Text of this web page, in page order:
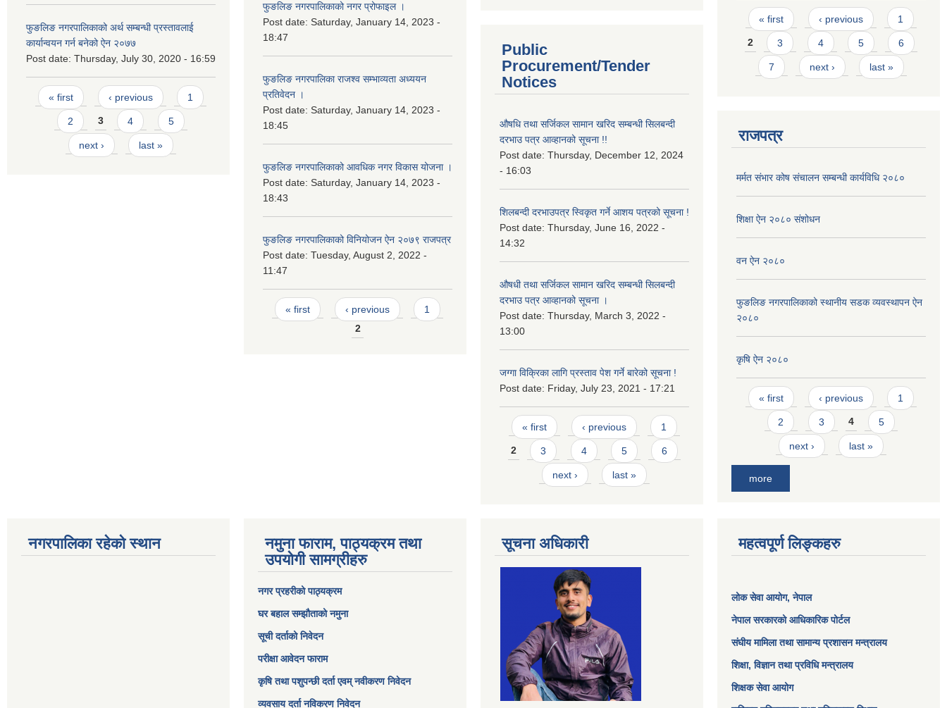
फुङलिङ नगरपालिकाको अर्थ सम्बन्धी प्रस्तावलाई
कार्यान्वयन गर्न बनेको ऐन २०७७
Post date: Thursday, July 30, 2020 - 16:59
Pages
« first ‹ previous 1
2 3 4 5
next › last »
फुङलिङ नगरपालिकाको नगर प्रोफाइल ।
Post date: Saturday, January 14, 2023 -
18:47
फुङलिङ नगरपालिका राजश्व सम्भाव्यता अध्ययन
प्रतिवेदन ।
Post date: Saturday, January 14, 2023 -
18:45
फुङलिङ नगरपालिकाको आवधिक नगर विकास योजना ।
Post date: Saturday, January 14, 2023 -
18:43
फुङलिङ नगरपालिकाको विनियोजन ऐन २०७९ राजपत्र
Post date: Tuesday, August 2, 2022 -
11:47
Pages
« first ‹ previous
1
2
Public
Procurement/Tender
Notices
औषधि तथा सर्जिकल सामान खरिद सम्बन्धी सिलबन्दी
दरभाउ पत्र आव्हानको सूचना !!
Post date: Thursday, December 12, 2024
- 16:03
शिलबन्दी दरभाउपत्र स्विकृत गर्ने आशय पत्रको सूचना !
Post date: Thursday, June 16, 2022 -
14:32
औषधी तथा सर्जिकल सामान खरिद सम्बन्धी सिलबन्दी
दरभाउ पत्र आव्हानको सूचना ।
Post date: Thursday, March 3, 2022 -
13:00
जग्गा विक्रिका लागि प्रस्ताव पेश गर्ने बारेको सूचना !
Post date: Friday, July 23, 2021 - 17:21
Pages
« first ‹ previous 1
2 3 4 5 6
next › last »
Pages
« first ‹ previous 1
2 3 4 5 6
7 next › last »
राजपत्र
मर्मत संभार कोष संचालन सम्बन्धी कार्यविधि २०८०
शिक्षा ऐन २०८० संशोधन
वन ऐन २०८०
फुङलिङ नगरपालिकाको स्थानीय सडक व्यवस्थापन ऐन
२०८०
कृषि ऐन २०८०
Pages
« first ‹ previous 1
2 3 4 5
next › last »
more
नगरपालिका रहेको स्थान
नमुना फाराम, पाठ्यक्रम तथा
उपयोगी सामग्रीहरु
नगर प्रहरीको पाठ्यक्रम
घर बहाल सम्झौताको नमुना
सूची दर्ताको निवेदन
परीक्षा आवेदन फाराम
कृषि तथा पशुपन्छी दर्ता एवम् नवीकरण निवेदन
व्यवसाय दर्ता नविकरण निवेदन
सूचना अधिकारी महत्वपूर्ण लिङ्कहरु
लोक सेवा आयोग, नेपाल
नेपाल सरकारको आधिकारिक पोर्टल
संघीय मामिला तथा सामान्य प्रशासन मन्त्रालय
शिक्षा, विज्ञान तथा प्रविधि मन्त्रालय
शिक्षक सेवा आयोग